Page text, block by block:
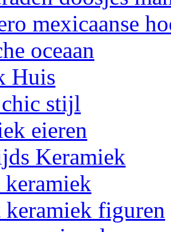
mexicaanse
oceaan
Huis
stijl
eieren
Keramiek
figuren